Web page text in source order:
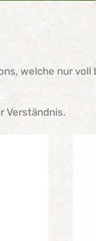
welche nur
Verständnis.